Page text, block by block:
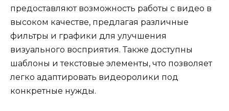
предоставляют возможность работы с видео в
высоком качестве, предлагая различные
фильтры и графики для улучшения
визуального восприятия. Также доступны
шаблоны и текстовые элементы, что позволяет
легко адаптировать видеоролики под
конкретные нужды.